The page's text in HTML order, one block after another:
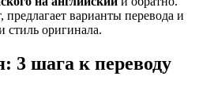
предлагает варианты перевода и
стиль оригинала.
3 шага к переводу